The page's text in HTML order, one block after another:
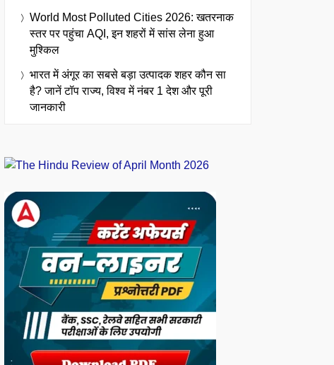
World Most Polluted Cities 2026: खतरनाक
स्तर पर पहुंचा AQI, इन शहरों में सांस लेना हुआ
मुश्किल
भारत में अंगूर का सबसे बड़ा उत्पादक शहर कौन सा
है? जानें टॉप राज्य, विश्व में नंबर 1 देश और पूरी
जानकारी